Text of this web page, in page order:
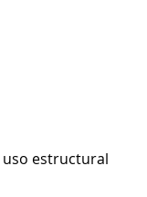
estructural